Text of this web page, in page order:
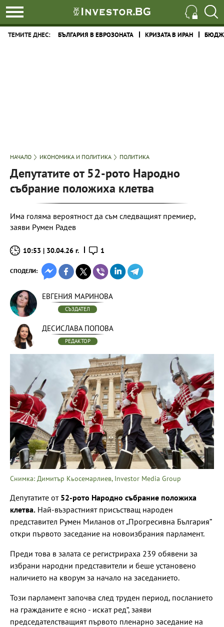
ТЕМИТЕ ДНЕС: БЪЛГАРИЯ В ЕВРОЗОНАТА КРИЗАТА В ИРАН
НАЧАЛО ИКОНОМИКА И ПОЛИТИКА ПОЛИТИКА
Депутатите от 52-рото Народно
събрание положиха клетва
Има голяма вероятност да съм следващият премиер,
заяви Румен Радев
10:53 | 30.04.26 г. 1
СПОДЕЛИ:
ЕВГЕНИЯ МАРИНОВА
СЪЗДАТЕЛ
ДЕСИСЛАВА ПОПОВА
РЕДАКТОР
Снимка: Димитър Кьосемарлиев, Investor Media Group
Депутатите от 52-рото Народно събрание положиха
клетва. Най-възрастният присъстващ народен
представител Румен Миланов от „Прогресивна България”
откри първото заседание на новоизбрания парламент.
Преди това в залата се регистрираха 239 обявени за
избрани народни представители и беше установено
наличието на кворум за начало на заседанието.
Този парламент започва след труден период, посланието
на гражданите е ясно - искат ред“, заяви
председателстващият първото пленарно заседание на